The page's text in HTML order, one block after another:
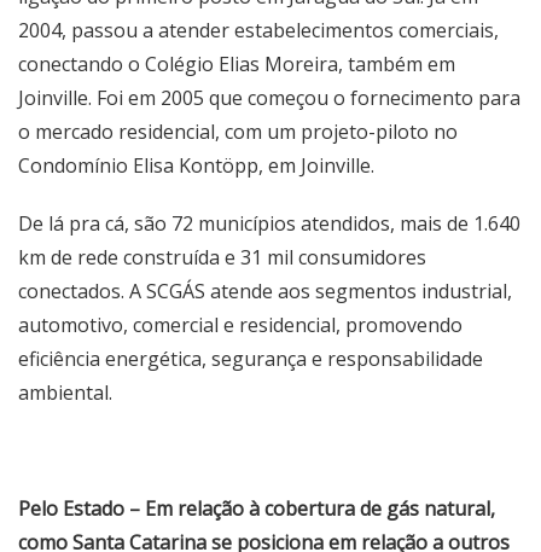
2004, passou a atender estabelecimentos comerciais,
conectando o Colégio Elias Moreira, também em
Joinville. Foi em 2005 que começou o fornecimento para
o mercado residencial, com um projeto-piloto no
Condomínio Elisa Kontöpp, em Joinville.
De lá pra cá, são 72 municípios atendidos, mais de 1.640
km de rede construída e 31 mil consumidores
conectados. A SCGÁS atende aos segmentos industrial,
automotivo, comercial e residencial, promovendo
eficiência energética, segurança e responsabilidade
ambiental.
Pelo Estado – Em relação à cobertura de gás natural,
como Santa Catarina se posiciona em relação a outros